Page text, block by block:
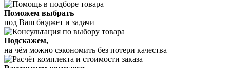
Поможем выбрать
под Ваш бюджет и задачи
Подскажем,
на чём можно сэкономить без потери качества